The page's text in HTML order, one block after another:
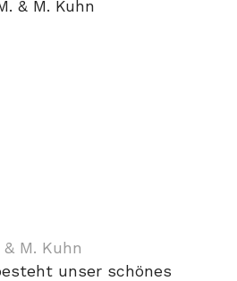
M. Kuhn
unser schönes